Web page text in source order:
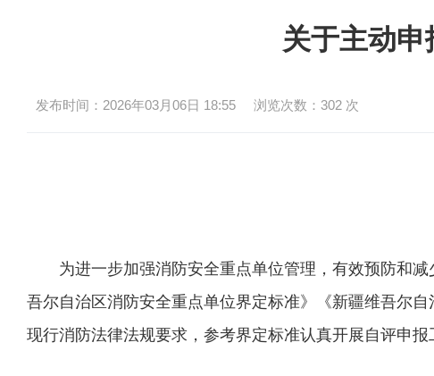
关于主动
发布时间：2026年03月06日 18:55 浏览次数： 302 次
为进一步加强消防安全重点单位管理，有效预防和
吾尔自治区消防安全重点单位界定标准》《新疆维吾尔
现行消防法律法规要求，参考界定标准认真开展自评申报